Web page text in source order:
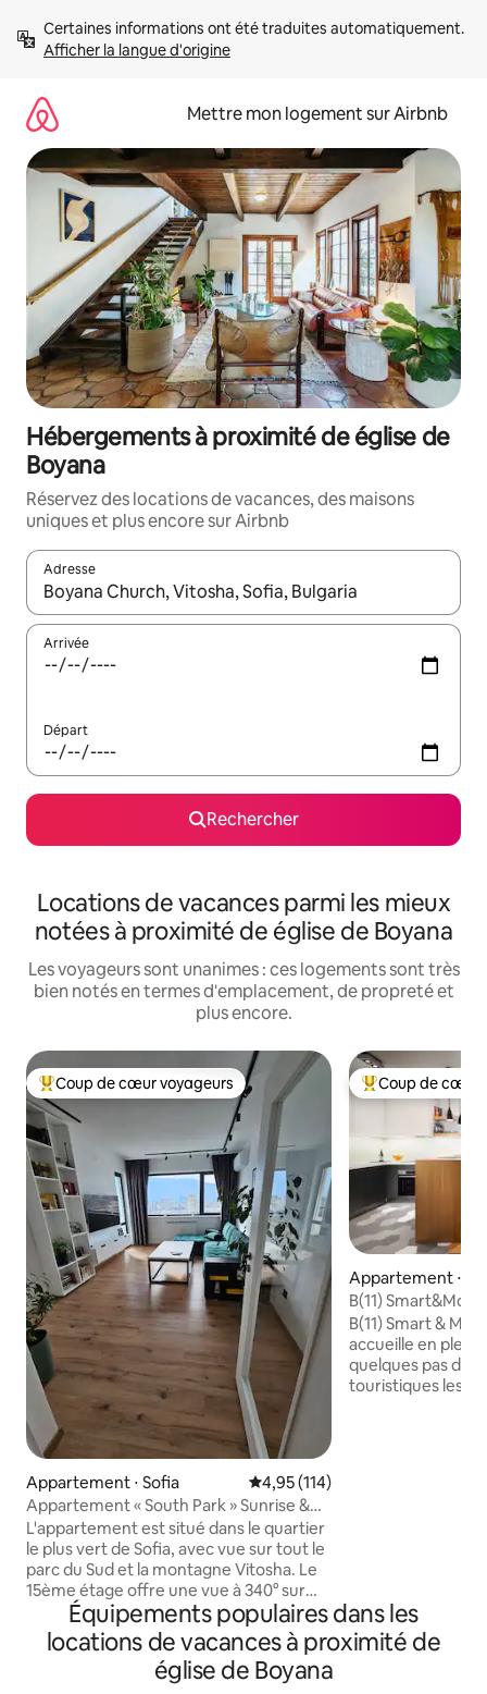
directement
Afficher la langue d'origine
Mettre mon logement sur Airbnb
Hébergements à proximité de église de
Boyana
Réservez des locations de vacances, des maisons
uniques et plus encore sur Airbnb
Adresse
Lorsque les résultats s'affichent, utilisez les flèches vers le
Arrivée
Départ
Rechercher
Locations de vacances parmi les mieux
notées à proximité de église de Boyana
Les voyageurs sont unanimes : ces logements sont très
bien notés en termes d'emplacement, de propreté et
plus encore.
Coups de cœur voyageurs les plus appréciés
Coup de cœur voyageurs
Appartement ⋅ Sofia Évaluation moyenne sur la
4,95 (114)
Appartement « South Park » Sunrise &
Sunset 340°
L'appartement est situé dans le quartier
le plus vert de Sofia, avec vue sur tout le
parc du Sud et la montagne Vitosha. Le
15ème étage offre une vue à 340° sur
toute la partie sud de Sofia avec deux
immenses balcons avec des levers et
couchers de soleil à couper le souffle.
L'appartement dispose de deux
Coups de cœur
Coup de cœur
Appartement ⋅
B(11)
Central/Parking
B(11) Smart &
accueille en plein
quelques pas des
touristiques les
disposition
autonomes
tracas.
Équipements populaires dans les
locations de vacances à proximité de
église de Boyana